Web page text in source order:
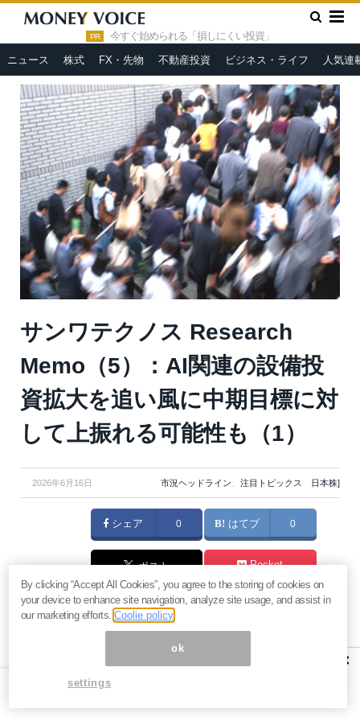
PR 今すぐ始められる「損しにくい投資」
ニュース 株式 FX・先物 不動産投資 ビジネス・ライフ 人気連
HOME » 市況ヘッドライン
Memo（5）：AI関連の設備投資拡大を追い風に中期目標に対して上
サンワテクノス Research
Memo（5）：AI関連の設備投
資拡大を追い風に中期目標に対
して上振れる可能性も（1）
2026年6月16日 市況ヘッドライン、 注目トピックス 日本株]
シェア 0 はてブ 0
ポスト Pocket
マネーボイス 必読の記事
急騰後に急落「パワーエックス」株は買いか？蓄電池銘柄の
過去最高益「サンリオ」は買いか？決算で見えた“強い事
業”と“脆い統治”の同居
村田製作所なぜ株価3.8倍急騰？AIデータセンター需要の期待
×
By clicking “Accept All Cookies”, you agree to the storing of cookies on
your device to enhance site navigation, analyze site usage, and assist in
our marketing efforts.Coolie policy
ok
settings